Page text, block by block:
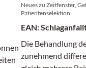
Neues zu Zeitfenster,
Patientenselektion
EAN:
Die Behandlung
zunehmend